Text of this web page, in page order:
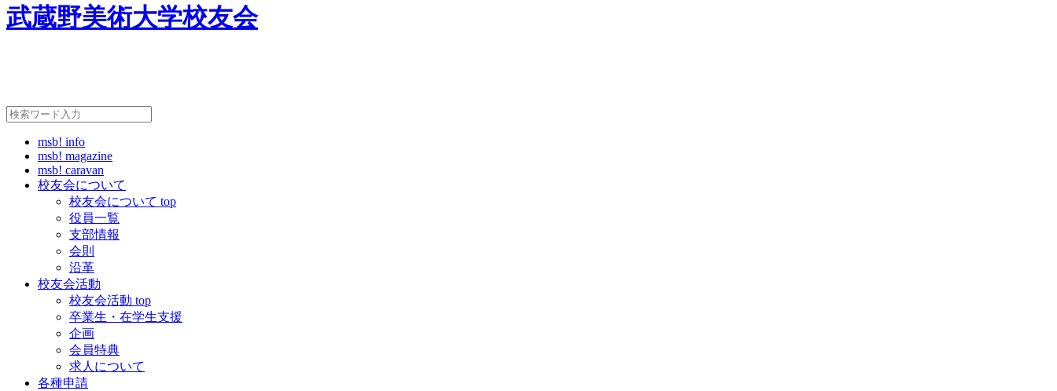
武蔵野美術大学校友会
msb! info
msb! magazine
msb! caravan
校友会について
校友会について top
役員一覧
支部情報
会則
沿革
校友会活動
校友会活動 top
卒業生・在学生支援
企画
会員特典
求人について
各種申請